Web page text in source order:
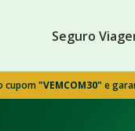
Seguro
cupom"VEMCOM30" e